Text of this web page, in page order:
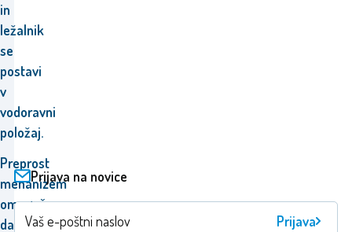
in
ležalnik
se
postavi
v
vodoravni
položaj.
Preprost
mehanizem
omogoča,
da
Prijava na novice
Prijava